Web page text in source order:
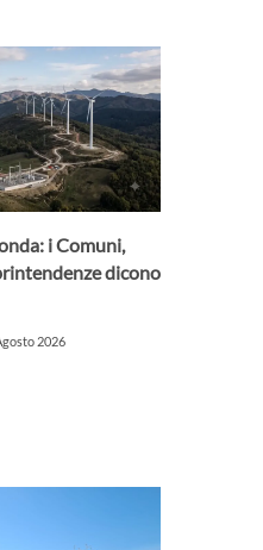
i Comuni,
dicono
2026